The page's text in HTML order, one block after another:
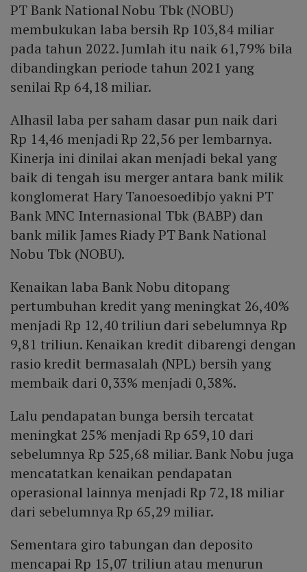
PT Bank National Nobu Tbk (NOBU)
membukukan laba bersih Rp 103,84 miliar
pada tahun 2022. Jumlah itu naik 61,79% bila
dibandingkan periode tahun 2021 yang
senilai Rp 64,18 miliar.
Alhasil laba per saham dasar pun naik dari
Rp 14,46 menjadi Rp 22,56 per lembarnya.
Kinerja ini dinilai akan menjadi bekal yang
baik di tengah isu merger antara bank milik
konglomerat Hary Tanoesoedibjo yakni PT
Bank MNC Internasional Tbk (BABP) dan
bank milik James Riady PT Bank National
Nobu Tbk (NOBU).
Kenaikan laba Bank Nobu ditopang
pertumbuhan kredit yang meningkat 26,40%
menjadi Rp 12,40 triliun dari sebelumnya Rp
9,81 triliun. Kenaikan kredit dibarengi dengan
rasio kredit bermasalah (NPL) bersih yang
membaik dari 0,33% menjadi 0,38%.
Lalu pendapatan bunga bersih tercatat
meningkat 25% menjadi Rp 659,10 dari
sebelumnya Rp 525,68 miliar. Bank Nobu juga
mencatatkan kenaikan pendapatan
operasional lainnya menjadi Rp 72,18 miliar
dari sebelumnya Rp 65,29 miliar.
Sementara giro tabungan dan deposito
mencapai Rp 15,07 triliun atau menurun